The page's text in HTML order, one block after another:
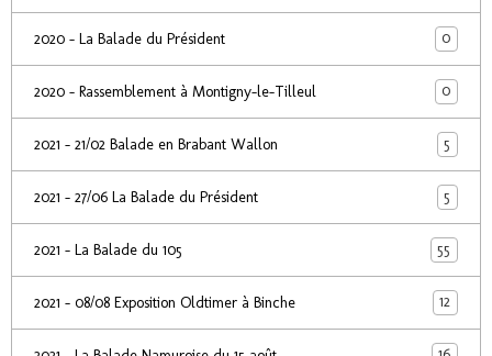
2020 - La Balade du Président 0
2020 - Rassemblement à Montigny-le-Tilleul 0
2021 - 21/02 Balade en Brabant Wallon 5
2021 - 27/06 La Balade du Président 5
2021 - La Balade du 105 55
2021 - 08/08 Exposition Oldtimer à Binche 12